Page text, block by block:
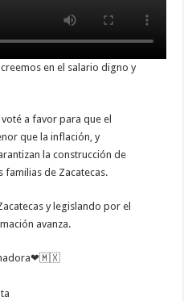
en el salario digno y
a favor para que el
que la inflación, y
la construcción de
familias de Zacatecas.
y legislando por el
avanza.